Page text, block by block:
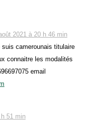
2021 à 20 h 46 min
suis camerounais titulaire
connaitre les modalités
email
51 min